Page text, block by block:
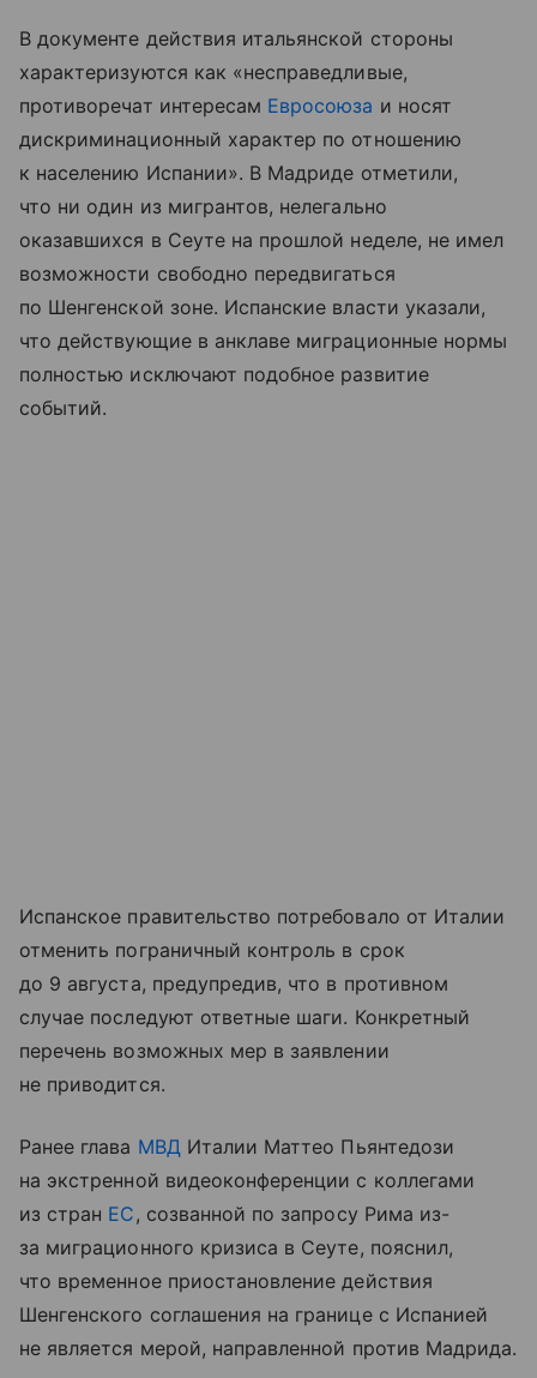
В документе действия итальянской стороны
характеризуются как «несправедливые,
противоречат интересам Евросоюза и носят
дискриминационный характер по отношению
к населению Испании». В Мадриде отметили,
что ни один из мигрантов, нелегально
оказавшихся в Сеуте на прошлой неделе, не имел
возможности свободно передвигаться
по Шенгенской зоне. Испанские власти указали,
что действующие в анклаве миграционные нормы
полностью исключают подобное развитие
событий.
Испанское правительство потребовало от Италии
отменить пограничный контроль в срок
до 9 августа, предупредив, что в противном
случае последуют ответные шаги. Конкретный
перечень возможных мер в заявлении
не приводится.
Ранее глава МВД Италии Маттео Пьянтедози
на экстренной видеоконференции с коллегами
из стран ЕС , созванной по запросу Рима из-
за миграционного кризиса в Сеуте, пояснил,
что временное приостановление действия
Шенгенского соглашения на границе с Испанией
не является мерой, направленной против Мадрида.